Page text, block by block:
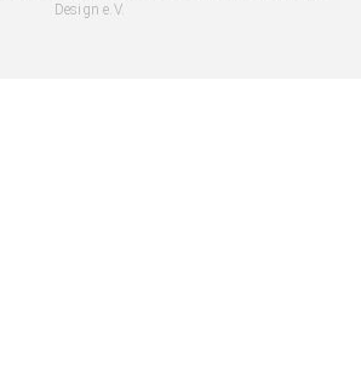
Design e.V.